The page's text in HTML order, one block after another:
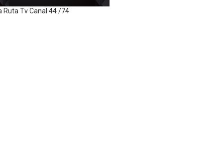
Ruta Tv Canal 44 /74